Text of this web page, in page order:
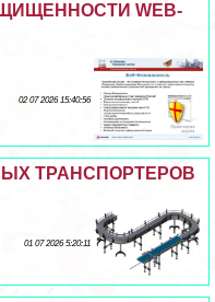
WEB-
02 07 2026 15:40:56
ТРАНСПОРТЕРОВ
01 07 2026 5:20:11